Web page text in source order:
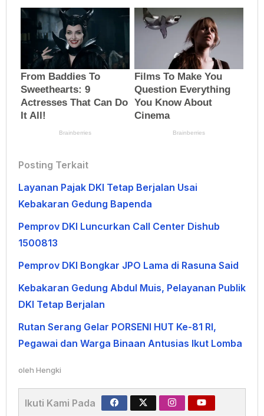
Posting Terkait
Layanan Pajak DKI Tetap Berjalan Usai
Kebakaran Gedung Bapenda
Pemprov DKI Luncurkan Call Center Dishub
1500813
Pemprov DKI Bongkar JPO Lama di Rasuna Said
Kebakaran Gedung Abdul Muis, Pelayanan Publik
DKI Tetap Berjalan
Rutan Serang Gelar PORSENI HUT Ke-81 RI,
Pegawai dan Warga Binaan Antusias Ikut Lomba
oleh Hengki
Ikuti Kami Pada